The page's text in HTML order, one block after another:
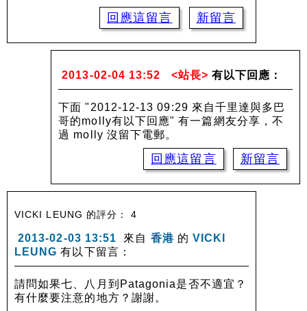
回應這留言 新留言
2013-02-04 13:52 <站長> 有以下回應：
下面 "2012-12-13 09:29 來自千里達與多巴
哥的molly有以下回應" 有一篇網友分享，不
過 molly 沒留下電郵。
回應這留言 新留言
VICKI LEUNG 的評分： 4
2013-02-03 13:51 來自 香港 的 VICKI
LEUNG 有以下留言：
請問如果七、八月到Patagonia是否不適宜？
有什麼要注意的地方？謝謝。